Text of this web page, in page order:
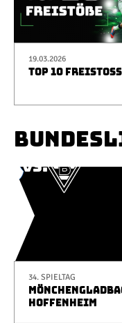
19.03.2026
TOP 10
34. SPIELTAG
HOFFENHEIM